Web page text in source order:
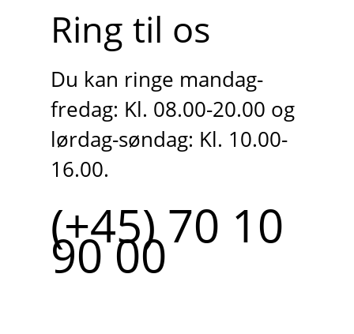
Ring til os
Du kan ringe mandag-
fredag: Kl. 08.00-20.00 og
lørdag-søndag: Kl. 10.00-
16.00.
(+45) 70 10
90 00